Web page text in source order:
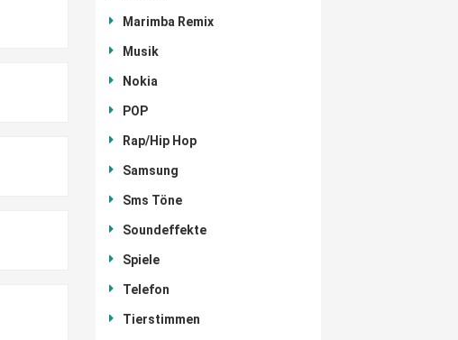
Marimba Remix
Musik
Nokia
POP
Rap/Hip Hop
Samsung
Sms Töne
Soundeffekte
Spiele
Telefon
Tierstimmen